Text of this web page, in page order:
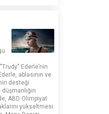
Ederle’nin
ablasının ve
desteği
ABD Olimpiyat
yükseltmesi